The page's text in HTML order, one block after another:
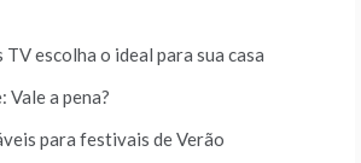
escolha o ideal para sua casa
a pena?
para festivais de Verão